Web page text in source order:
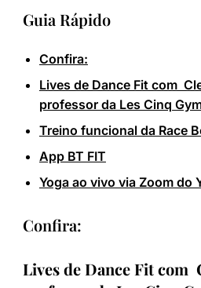
Guia Rápido
Confira:
Lives de Dance Fit com
professor da Les Cinq
Treino funcional da Race
App BT FIT
Yoga ao vivo via Zoom do
Confira:
Lives de Dance Fit com